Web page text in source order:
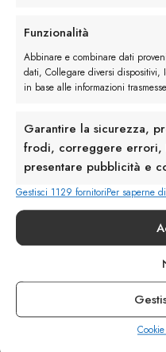
Funzionalità
Abbinare e combinare dati
dati, Collegare diversi dispositivi,
in base alle informazioni
Garantire la sicurezza,
frodi, correggere errori,
presentare pubblicità e
Gestisci 1129 fornitoriPer saperne
MI